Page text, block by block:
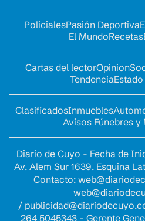
PolicialesPasión Deportiva
El MundoRecetas
Cartas del lectorOpinion
Tendencia
ClasificadosInmuebles
Avisos Fúnebres y
Diario de Cuyo - Fecha de
Av. Alem Sur 1639. Esquina
Contacto:
/
264 5045343 - Gerente